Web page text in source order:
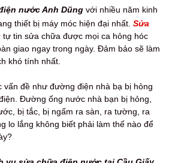
nước Anh Dũng với nhiều năm kinh
thiết bị máy móc hiện đại nhất. Sửa
tự tin sửa chữa được mọi ca hỏng hóc
giao ngay trong ngày. Đảm bảo sẽ làm
khó tính nhất.
vấn đề như đường điện nhà bạ bị hỏng
Đường ống nước nhà bạn bị hỏng,
bị tắc, bị ngấm ra sàn, ra tường, ra
lo lắng không biết phải làm thế nào để